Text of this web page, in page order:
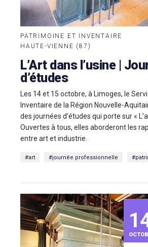
PATRIMOINE ET INVENTAIRE
HAUTE-VIENNE (87)
L’Art dans l’usine |
d’études
Les 14 et 15 octobre, à Limoges, le
Inventaire de la Région Nouvelle-
des journées d’études qui porte sur «
Ouvertes à tous, elles aborderont les
entre art et industrie.
#art #journée professionnelle